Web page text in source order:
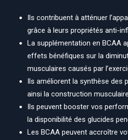
Ils contribuent à atténuer
grâce à leurs propriétés anti-
La supplémentation en BCAA
effets bénéfiques sur la
musculaires causés par
Ils améliorent la synthèse des
ainsi la construction
Ils peuvent booster vos
la disponibilité des glucides
Les BCAA peuvent accroître